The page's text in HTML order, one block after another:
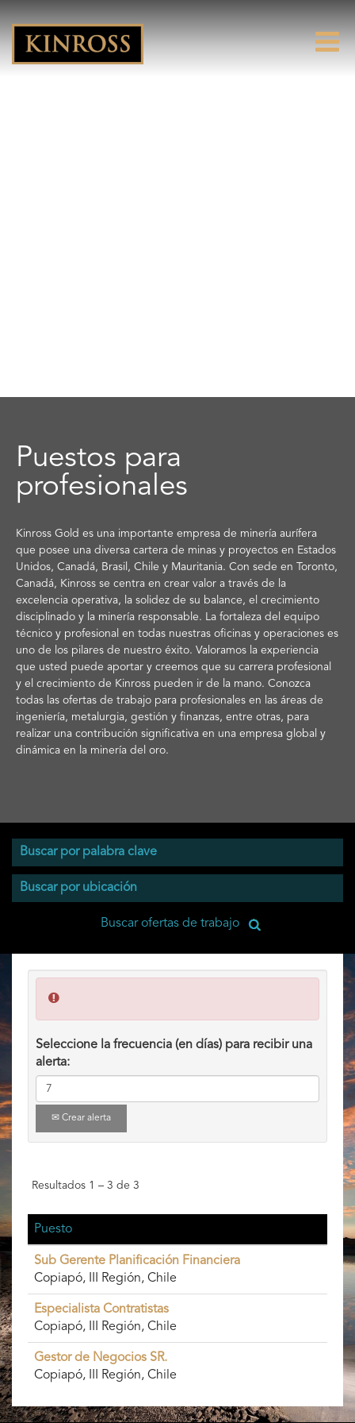
Puestos para
profesionales
Kinross Gold es una importante empresa de minería aurífera
que posee una diversa cartera de minas y proyectos en Estados
Unidos, Canadá, Brasil, Chile y Mauritania. Con sede en Toronto,
Canadá, Kinross se centra en crear valor a través de la
excelencia operativa, la solidez de su balance, el crecimiento
disciplinado y la minería responsable. La fortaleza del equipo
técnico y profesional en todas nuestras oficinas y operaciones es
uno de los pilares de nuestro éxito. Valoramos la experiencia
que usted puede aportar y creemos que su carrera profesional
y el crecimiento de Kinross pueden ir de la mano. Conozca
todas las ofertas de trabajo para profesionales en las áreas de
ingeniería, metalurgia, gestión y finanzas, entre otras, para
realizar una contribución significativa en una empresa global y
dinámica en la minería del oro.
Seleccione la frecuencia (en días) para recibir una
alerta:
Crear alerta
Resultados 1 – 3 de 3
Puesto
Sub Gerente Planificación Financiera
Copiapó, III Región, Chile
Especialista Contratistas
Copiapó, III Región, Chile
Gestor de Negocios SR.
Copiapó, III Región, Chile